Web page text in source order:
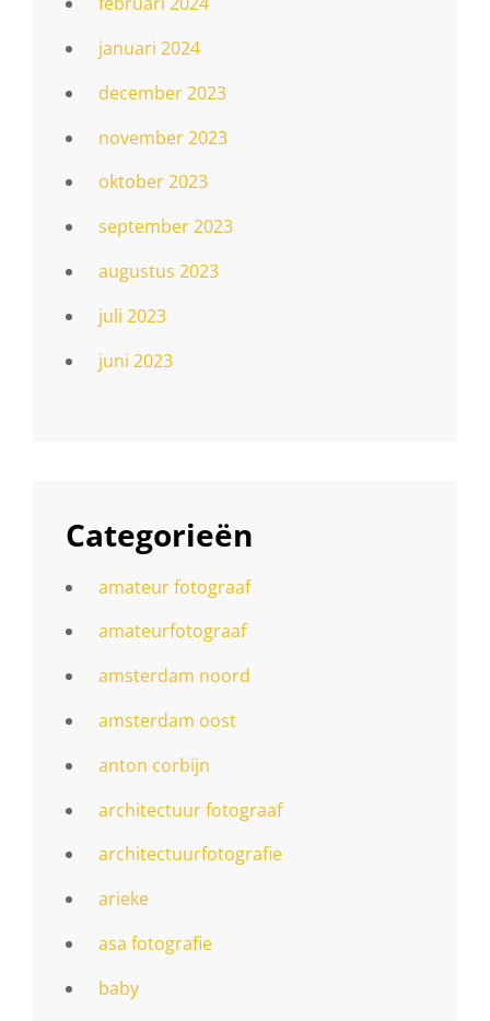
januari 2024
december 2023
november 2023
oktober 2023
september 2023
augustus 2023
juli 2023
juni 2023
Categorieën
amateur fotograaf
amateurfotograaf
amsterdam noord
amsterdam oost
anton corbijn
architectuur fotograaf
architectuurfotografie
arieke
asa fotografie
baby